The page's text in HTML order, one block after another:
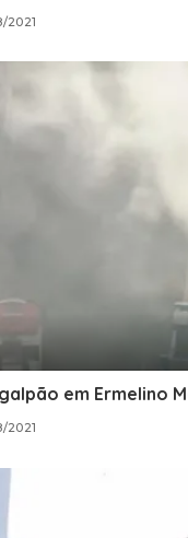
2021
em Ermelino
2021